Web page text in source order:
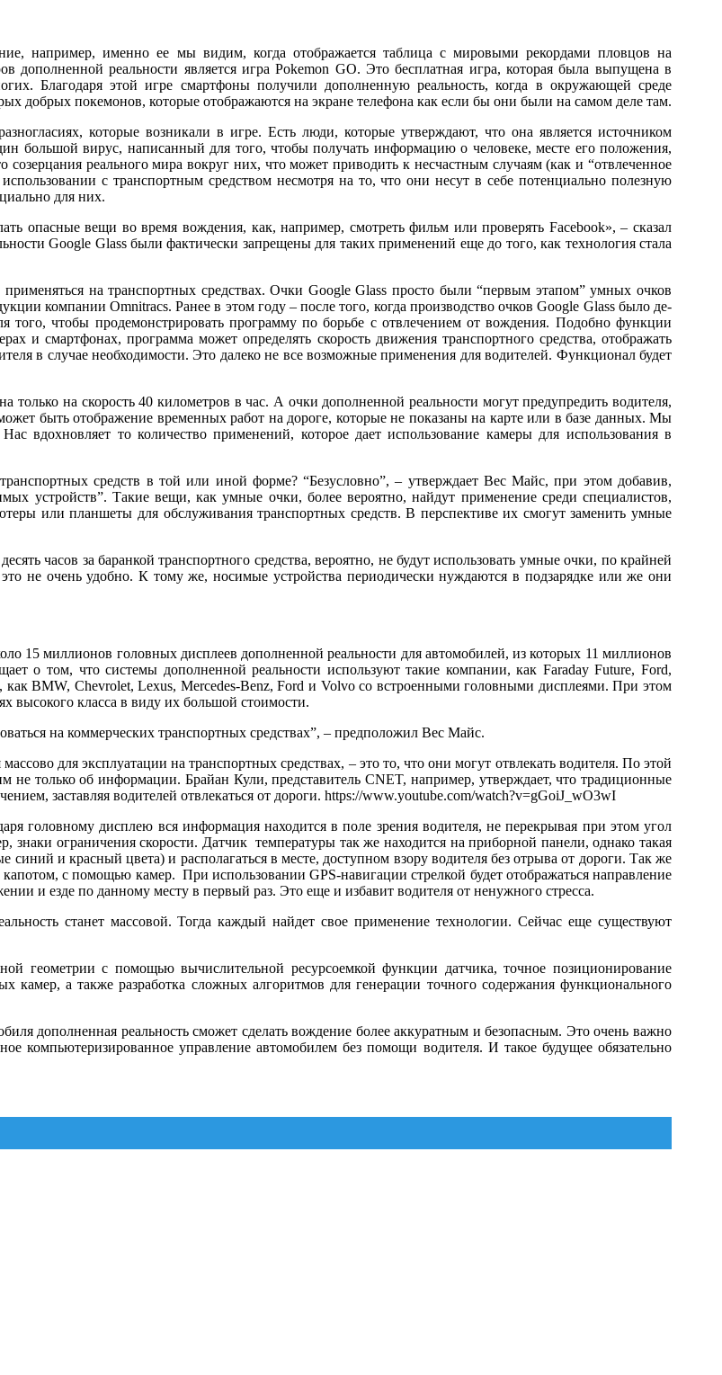
например, именно ее мы видим, когда отображается таблица с мировыми рекордами пловцов на
реальности является игра Pokemon GO. Это бесплатная игра, которая была выпущена в
Благодаря этой игре смартфоны получили дополненную реальность, когда в окружающей среде
покемонов, которые отображаются на экране телефона как если бы они были на самом деле там.
которые возникали в игре. Есть люди, которые утверждают, что она является источником
большой вирус, написанный для того, чтобы получать информацию о человеке, месте его положения,
реального мира вокруг них, что может приводить к несчастным случаям (как и “отвлеченное
с транспортным средством несмотря на то, что они несут в себе потенциально полезную
для них.
опасные вещи во время вождения, как, например, смотреть фильм или проверять Facebook», – сказал
Google Glass были фактически запрещены для таких применений еще до того, как технология стала
на транспортных средствах. Очки Google Glass просто были “первым этапом” умных очков
компании Omnitracs. Ранее в этом году – после того, когда производство очков Google Glass было де-
того, чтобы продемонстрировать программу по борьбе с отвлечением от вождения. Подобно функции
и смартфонах, программа может определять скорость движения транспортного средства, отображать
в случае необходимости. Это далеко не все возможные применения для водителей. Функционал будет
только на скорость 40 километров в час. А очки дополненной реальности могут предупредить водителя,
быть отображение временных работ на дороге, которые не показаны на карте или в базе данных. Мы
вдохновляет то количество применений, которое дает использование камеры для использования в
средств в той или иной форме? “Безусловно”, – утверждает Вес Майс, при этом добавив,
устройств”. Такие вещи, как умные очки, более вероятно, найдут применение среди специалистов,
или планшеты для обслуживания транспортных средств. В перспективе их смогут заменить умные
часов за баранкой транспортного средства, вероятно, не будут использовать умные очки, по крайней
не очень удобно. К тому же, носимые устройства периодически нуждаются в подзарядке или же они
15 миллионов головных дисплеев дополненной реальности для автомобилей, из которых 11 миллионов
о том, что системы дополненной реальности используют такие компании, как Faraday Future, Ford,
BMW, Chevrolet, Lexus, Mercedes-Benz, Ford и Volvo со встроенными головными дисплеями. При этом
высокого класса в виду их большой стоимости.
на коммерческих транспортных средствах”, – предположил Вес Майс.
для эксплуатации на транспортных средствах, – это то, что они могут отвлекать водителя. По этой
только об информации. Брайан Кули, представитель CNET, например, утверждает, что традиционные
заставляя водителей отвлекаться от дороги. https://www.youtube.com/watch?v=gGoiJ_wO3wI
головному дисплею вся информация находится в поле зрения водителя, не перекрывая при этом угол
ограничения скорости. Датчик температуры так же находится на приборной панели, однако такая
и красный цвета) и располагаться в месте, доступном взору водителя без отрыва от дороги. Так же
с помощью камер. При использовании GPS-навигации стрелкой будет отображаться направление
и езде по данному месту в первый раз. Это еще и избавит водителя от ненужного стресса.
станет массовой. Тогда каждый найдет свое применение технологии. Сейчас еще существуют
геометрии с помощью вычислительной ресурсоемкой функции датчика, точное позиционирование
камер, а также разработка сложных алгоритмов для генерации точного содержания функционального
дополненная реальность сможет сделать вождение более аккуратным и безопасным. Это очень важно
компьютеризированное управление автомобилем без помощи водителя. И такое будущее обязательно